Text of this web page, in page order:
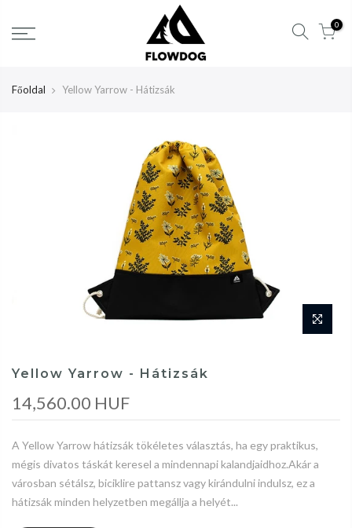
átlépése
0
Főoldal Yellow Yarrow - Hátizsák
Yellow Yarrow - Hátizsák
14,560.00 HUF
A Yellow Yarrow hátizsák tökéletes választás, ha egy praktikus,
mégis divatos táskát keresel a mindennapi kalandjaidhoz.Akár a
városban sétálsz, biciklire pattansz vagy kirándulni indulsz, ez a
hátizsák minden helyzetben megállja a helyét...